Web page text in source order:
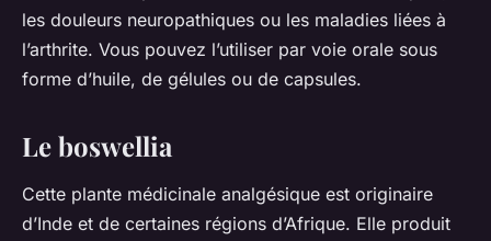
les douleurs neuropathiques ou les maladies liées à
l’arthrite. Vous pouvez l’utiliser par voie orale sous
forme d’huile, de gélules ou de capsules.
Le boswellia
Cette plante médicinale analgésique est originaire
d’Inde et de certaines régions d’Afrique. Elle produit